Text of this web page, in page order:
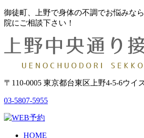
御徒町、上野で身体の不調でお悩みな
院にご相談下さい！
〒110-0005 東京都台東区上野4-5-6ウイ
03-5807-5955
HOME